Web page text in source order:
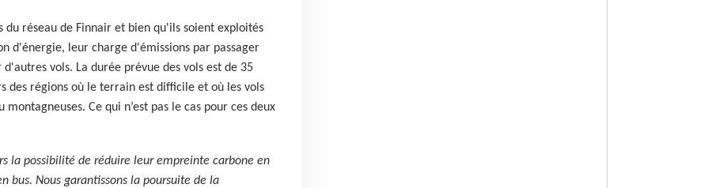
du réseau de Finnair et bien qu'ils soient exploités
d'énergie, leur charge d'émissions par passager
vols. La durée prévue des vols est de 35
des régions où le terrain est difficile et où les vols
Ce qui n’est pas le cas pour ces deux
la possibilité de réduire leur empreinte carbone en
bus. Nous garantissons la poursuite de la